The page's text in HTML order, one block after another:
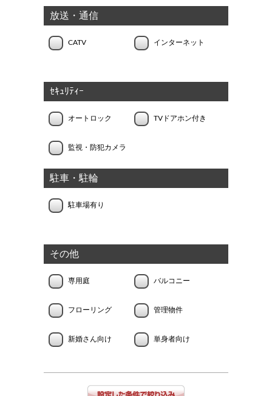
放送・通信
CATV インターネット
ｾｷｭﾘﾃｨｰ
オートロック TVドアホン付き
監視・防犯カメラ
駐車・駐輪
駐車場有り
その他
専用庭 バルコニー
フローリング 管理物件
新婚さん向け 単身者向け